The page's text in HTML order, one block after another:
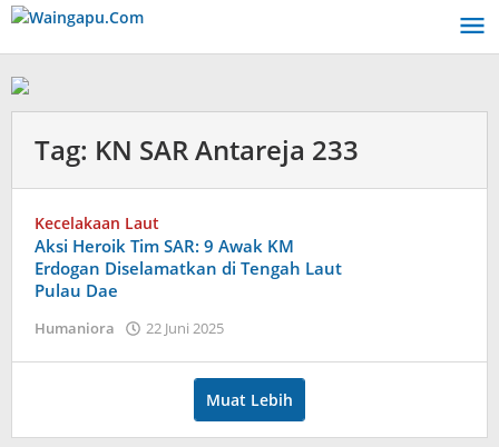
Lewati
konten
Tag: KN SAR Antareja 233
Kecelakaan Laut
Aksi Heroik Tim SAR: 9 Awak KM
Erdogan Diselamatkan di Tengah Laut
Pulau Dae
Humaniora 22 Juni 2025
Umbu
Lodu
Muat Lebih